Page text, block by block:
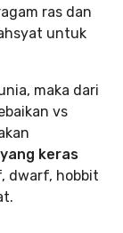
ras dan
untuk
maka dari
vs
keras
dwarf, hobbit